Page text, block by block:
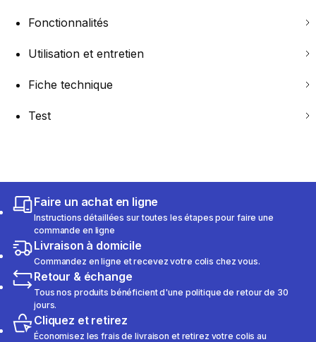
Fonctionnalités
Utilisation et entretien
Fiche technique
Test
Faire un achat en ligne
Instructions détaillées sur toutes les étapes pour faire une
commande en ligne
Livraison à domicile
Commandez en ligne et recevez votre colis chez vous.
Retour & échange
Tous nos produits bénéficient d'une politique de retour de 30
jours.
Cliquez et retirez
Économisez les frais de livraison et retirez votre colis au